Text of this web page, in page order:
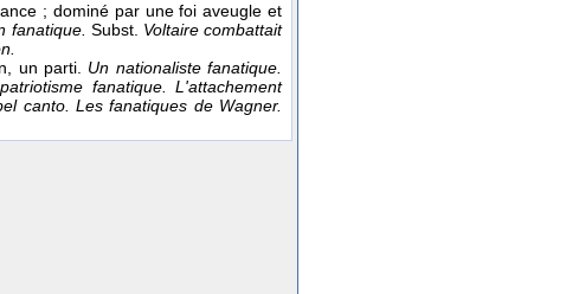
; dominé par une foi aveugle et
fanatique. Subst. Voltaire combattait
un parti. Un nationaliste fanatique.
fanatique. L'attachement
canto. Les fanatiques de Wagner.